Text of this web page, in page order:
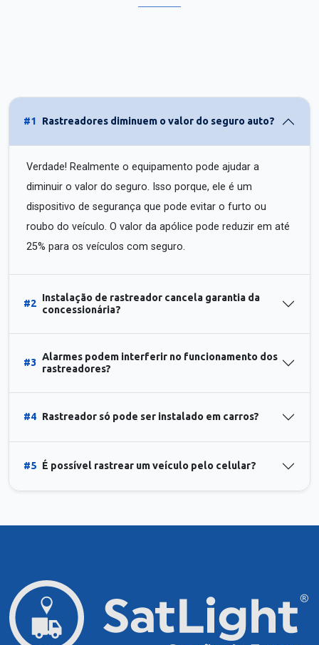
#1 Rastreadores diminuem o valor do seguro auto?
Verdade! Realmente o equipamento pode ajudar a
diminuir o valor do seguro. Isso porque, ele é um
dispositivo de segurança que pode evitar o furto ou
roubo do veículo. O valor da apólice pode reduzir em até
25% para os veículos com seguro.
#2
Instalação de rastreador cancela garantia da
concessionária?
#3
Alarmes podem interferir no funcionamento dos
rastreadores?
#4 Rastreador só pode ser instalado em carros?
#5 É possível rastrear um veículo pelo celular?